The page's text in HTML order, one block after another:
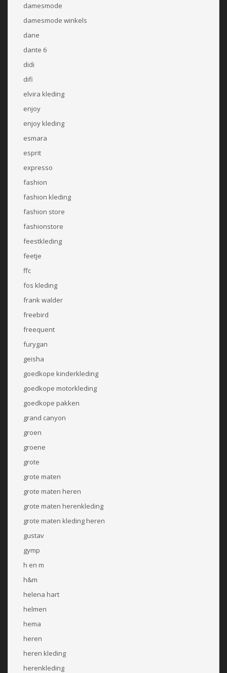
damesmode
damesmode winkels
dane
dante 6
didi
difi
elvira kleding
enjoy
enjoy kleding
esmara
esprit
expresso
fashion
fashion kleding
fashion store
fashionstore
feestkleding
feetje
ffc
fos kleding
frank walder
freebird
freequent
furygan
geisha
goedkope kinderkleding
goedkope motorkleding
goedkope pakken
grand canyon
groen
groene
grote
grote maten
grote maten heren
grote maten herenkleding
grote maten kleding heren
gustav
gymp
h en m
h&m
helena hart
helmen
hema
heren
heren kleding
herenkleding